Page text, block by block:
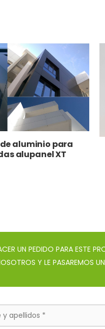
aluminio para
alupanel XT
UN PEDIDO PARA ESTE
Y LE PASAREMOS